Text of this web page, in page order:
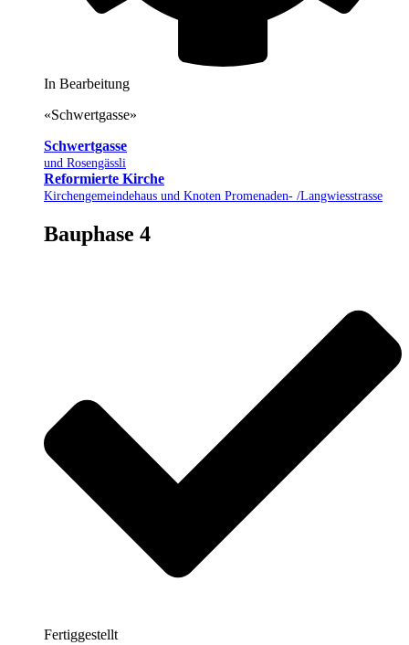
In Bearbeitung
«Schwertgasse»
Schwertgasse
und Rosengässli
Reformierte Kirche
Kirchengemeindehaus und Knoten Promenaden- /Langwiesstrasse
Bauphase 4
Fertiggestellt